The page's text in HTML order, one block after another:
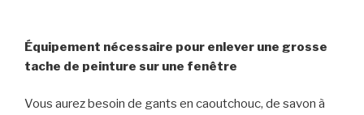
Équipement nécessaire pour enlever une grosse
tache de peinture sur une fenêtre
Vous aurez besoin de gants en caoutchouc, de savon à